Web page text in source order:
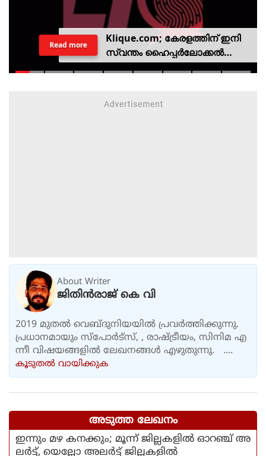
Klique.com; കേരളത്തിന് ഇനി
സ്വന്തം ഹൈപ്പർലോക്കൽ
സിവിക് പ്ലാറ്റ്‌ഫോം
Read more
About Writer
ജിതിൻരാജ് കെ വി
2019 മുതൽ വെബ്ദുനിയയിൽ പ്രവർത്തിക്കുന്നു.
പ്രധാനമായും സ്പോർട്സ്, , രാഷ്ട്രീയം, സിനിമ എ
ന്നീ വിഷയങ്ങളിൽ ലേഖനങ്ങൾ എഴുതുന്നു. ....
കൂടുതല്‍ വായിക്കുക
അടുത്ത ലേഖനം
ഇന്നും മഴ കനക്കും; മൂന്ന് ജില്ലകളില്‍ ഓറഞ്ച് അ
ലര്‍ട്ട്, യെല്ലോ അലര്‍ട്ട് ജില്ലകളില്‍